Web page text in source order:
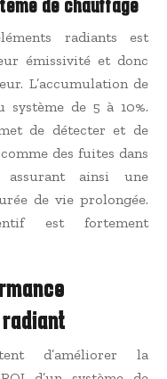
de chauffage
radiants est
émissivité et donc
L’accumulation de
système de 5 à 10%.
de détecter et de
des fuites dans
ainsi une
de vie prolongée.
est fortement
d’améliorer la